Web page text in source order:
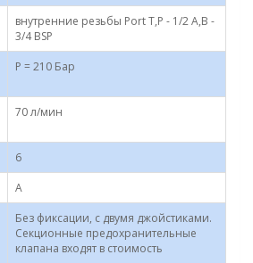
внутренние резьбы Port T,P - 1/2 А,В -
3/4 BSP
P = 210 Бар
70 л/мин
6
А
Без фиксации, с двумя джойстиками.
Секционные предохранительные
клапана входят в стоимость